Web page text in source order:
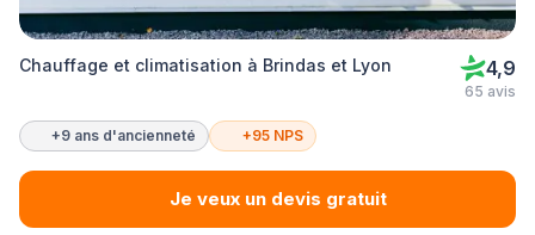
Chauffage et climatisation à Brindas et Lyon 4,9
65 avis
+9 ans d'ancienneté +95 NPS
Je veux un devis gratuit